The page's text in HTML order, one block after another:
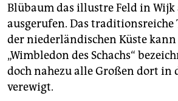
Blübaum das illustre Feld in Wijk
ausgerufen. Das traditionsreiche
der niederländischen Küste kann
„Wimbledon des Schachs“
doch nahezu alle Großen dort in
verewigt.